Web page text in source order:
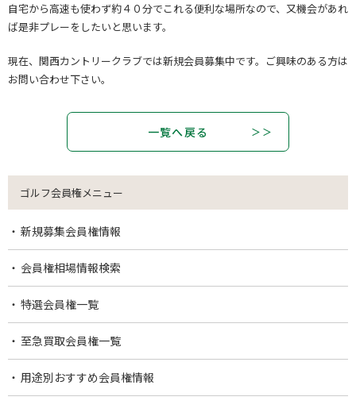
自宅から高速も使わず約４０分でこれる便利な場所なので、又機会があれ
ば是非プレーをしたいと思います。
現在、関西カントリークラブでは新規会員募集中です。ご興味のある方は
お問い合わせ下さい。
一覧へ戻る
ゴルフ会員権メニュー
新規募集会員権情報
会員権相場情報検索
特選会員権一覧
至急買取会員権一覧
用途別おすすめ会員権情報